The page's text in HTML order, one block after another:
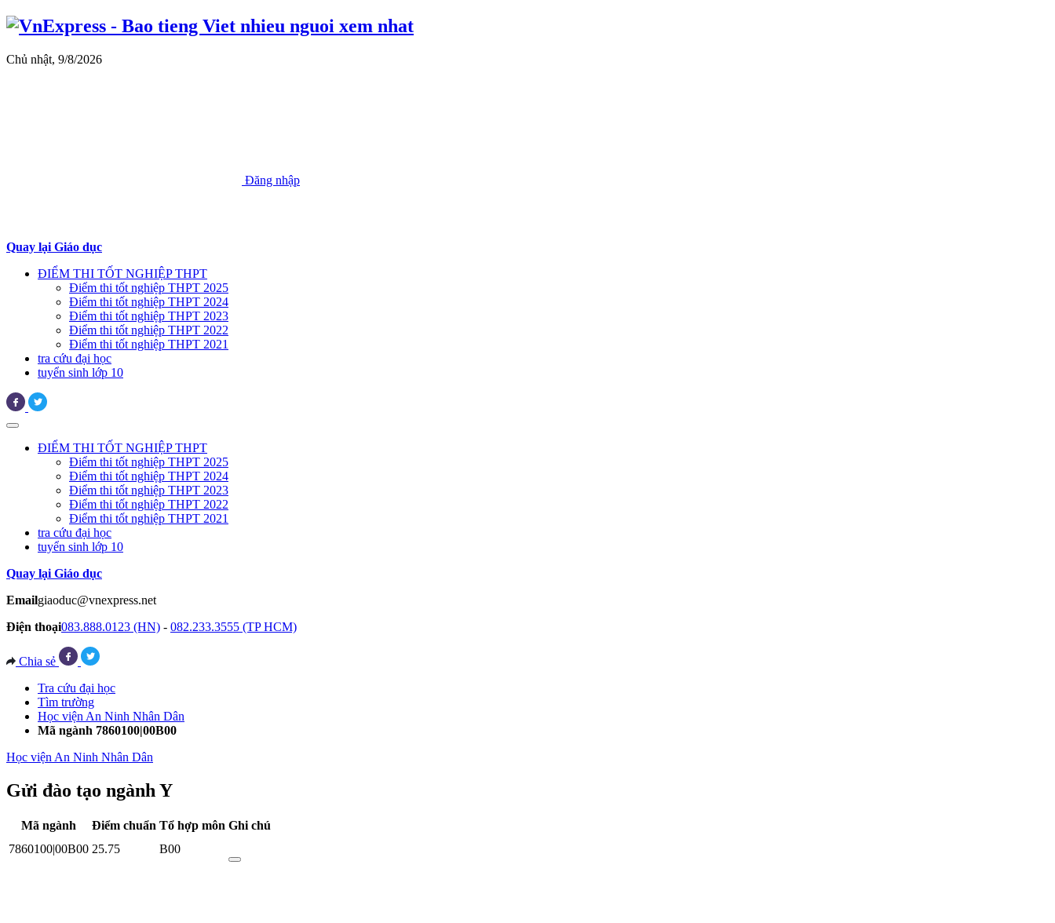
Chủ nhật, 9/8/2026
Đăng nhập
Quay lại Giáo dục
ĐIỂM THI TỐT NGHIỆP THPT
Điểm thi tốt nghiệp THPT 2025
Điểm thi tốt nghiệp THPT 2024
Điểm thi tốt nghiệp THPT 2023
Điểm thi tốt nghiệp THPT 2022
Điểm thi tốt nghiệp THPT 2021
tra cứu đại học
tuyển sinh lớp 10
ĐIỂM THI TỐT NGHIỆP THPT
Điểm thi tốt nghiệp THPT 2025
Điểm thi tốt nghiệp THPT 2024
Điểm thi tốt nghiệp THPT 2023
Điểm thi tốt nghiệp THPT 2022
Điểm thi tốt nghiệp THPT 2021
tra cứu đại học
tuyển sinh lớp 10
Quay lại Giáo dục
Emailgiaoduc@vnexpress.net
Điện thoại083.888.0123 (HN) - 082.233.3555 (TP HCM)
Chia sẻ
Tra cứu đại học
Tìm trường
Học viện An Ninh Nhân Dân
Mã ngành 7860100|00B00
Học viện An Ninh Nhân Dân
Gửi đào tạo ngành Y
Mã ngành Điểm chuẩn Tổ hợp môn Ghi chú
7860100|00B00 25.75 B00